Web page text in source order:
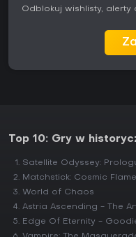
Odblokuj wishlisty,
Top 10: Gry w
Satellite Odyssey:
Matchstick: Cosmic Flame
World of Chaos
Astria Ascending - The
Edge Of Eternity -